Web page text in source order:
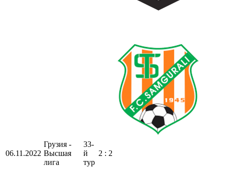
06.11.2022
Грузия -
Высшая
лига
33-
й
тур
2 : 2